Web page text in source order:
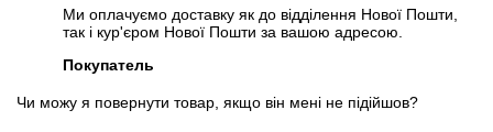
Ми оплачуємо доставку як до відділення Нової Пошти,
так і кур'єром Нової Пошти за вашою адресою.
Покупатель
Чи можу я повернути товар, якщо він мені не підійшов?